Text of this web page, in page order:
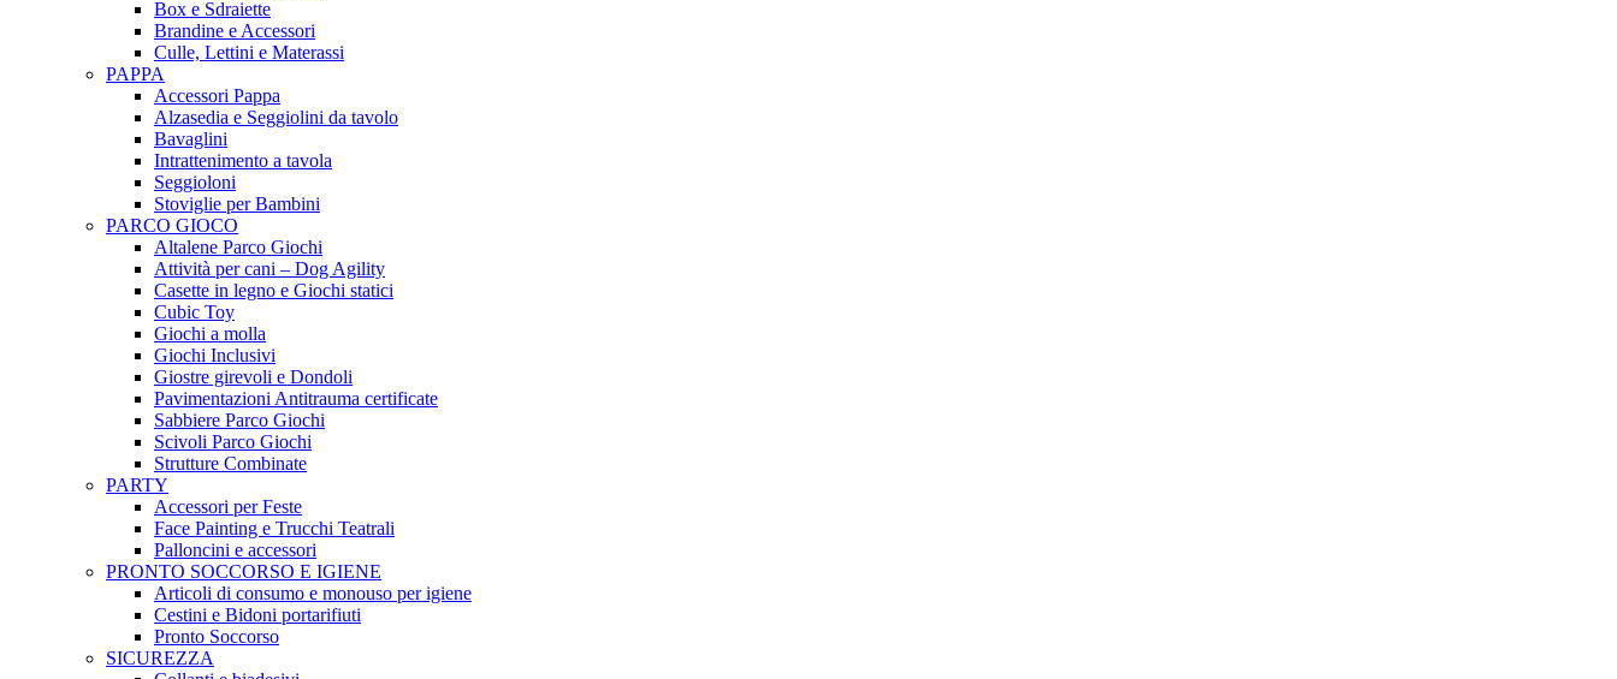
Box e Sdraiette
Brandine e Accessori
Culle, Lettini e Materassi
PAPPA
Accessori Pappa
Alzasedia e Seggiolini da tavolo
Bavaglini
Intrattenimento a tavola
Seggioloni
Stoviglie per Bambini
PARCO GIOCO
Altalene Parco Giochi
Attività per cani – Dog Agility
Casette in legno e Giochi statici
Cubic Toy
Giochi a molla
Giochi Inclusivi
Giostre girevoli e Dondoli
Pavimentazioni Antitrauma certificate
Sabbiere Parco Giochi
Scivoli Parco Giochi
Strutture Combinate
PARTY
Accessori per Feste
Face Painting e Trucchi Teatrali
Palloncini e accessori
PRONTO SOCCORSO E IGIENE
Articoli di consumo e monouso per igiene
Cestini e Bidoni portarifiuti
Pronto Soccorso
SICUREZZA